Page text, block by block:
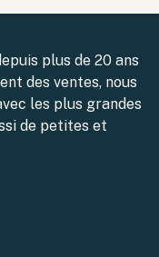
plus de 20 ans
des ventes, nous
les plus grandes
de petites et